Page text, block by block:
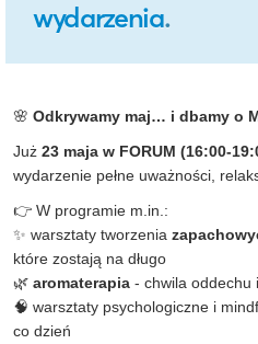
wydarzenia.
🌸 Odkrywamy maj… i dbamy o
Już 23 maja w FORUM (16:00-
wydarzenie pełne uważności,
👉 W programie m.in.:
✨ warsztaty tworzenia
które zostają na długo
🌿 aromaterapia - chwila oddechu
🧠 warsztaty psychologiczne i
co dzień